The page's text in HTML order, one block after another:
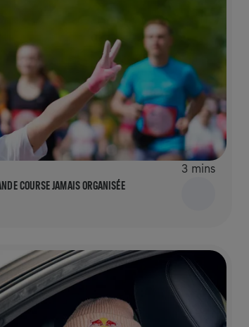
3 mins
COURSE JAMAIS ORGANISÉE